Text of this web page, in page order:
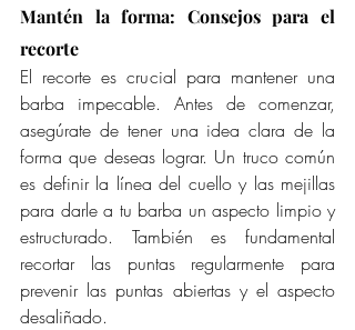
Mantén la forma: Consejos para el
recorte
El recorte es crucial para mantener una
barba impecable. Antes de comenzar,
asegúrate de tener una idea clara de la
forma que deseas lograr. Un truco común
es definir la línea del cuello y las mejillas
para darle a tu barba un aspecto limpio y
estructurado. También es fundamental
recortar las puntas regularmente para
prevenir las puntas abiertas y el aspecto
desaliñado.